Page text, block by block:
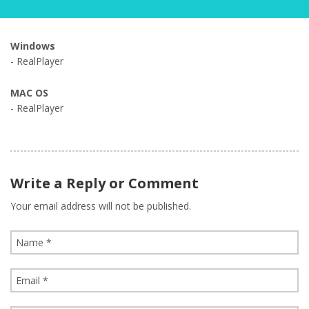
Windows
- RealPlayer
MAC OS
- RealPlayer
Write a Reply or Comment
Your email address will not be published.